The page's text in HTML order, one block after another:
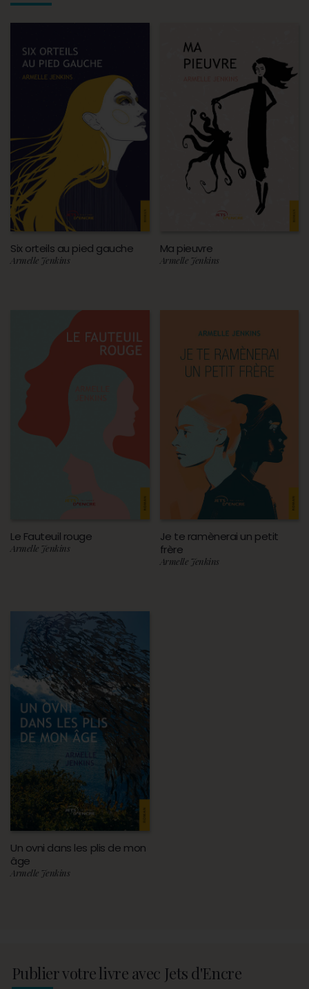
Six orteils au pied gauche
Armelle Jenkins
Ma pieuvre
Armelle Jenkins
Le Fauteuil rouge
Armelle Jenkins
Je te ramènerai un petit
frère
Armelle Jenkins
Un ovni dans les plis de mon
âge
Armelle Jenkins
Publier votre livre avec Jets d'Encre